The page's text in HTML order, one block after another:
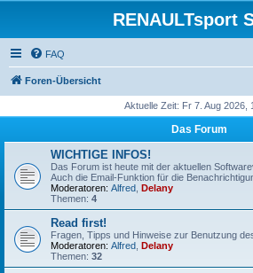
RENAULTsport
FAQ
Foren-Übersicht
Aktuelle Zeit: Fr 7. Aug 2026,
Das Forum
WICHTIGE INFOS!
Das Forum ist heute mit der aktuellen
Auch die Email-Funktion für die
Moderatoren: Alfred Delany
Themen: 4
Read first!
Fragen, Tipps und Hinweise zur Benutzung
Moderatoren: Alfred Delany
Themen: 32